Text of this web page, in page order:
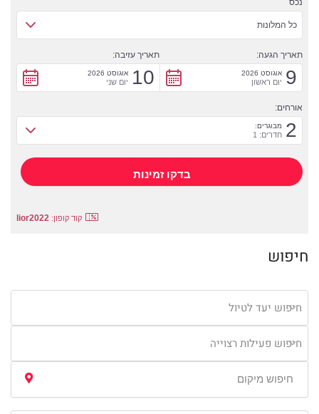
כל המלונות
תאריך הגעה:
9 אוגוסט 2026
יום ראשון
תאריך עזיבה:
10 אוגוסט 2026
יום שני
אורחים:
2 מבוגרים:
חדרים: 1
קוד קופון: lior2022
חיפוש
חיפוש יעד לטיול
חיפוש פעילות רצוייה